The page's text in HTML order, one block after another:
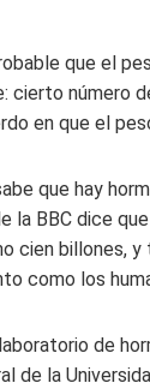
que el
cierto número
en que el
que hay
la BBC dice
cien billones, y
como los
de
de la